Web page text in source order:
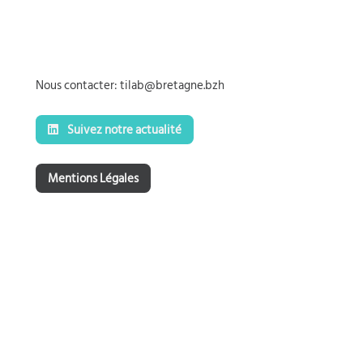
Nous contacter: tilab@bretagne.bzh
Suivez notre actualité
Mentions Légales